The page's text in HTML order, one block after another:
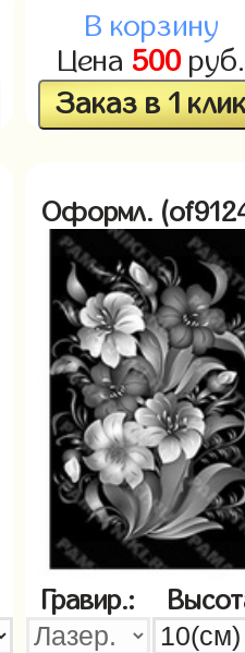
В корзину
Цена 500руб.
Заказ в 1
Оформл.
Гравир.: